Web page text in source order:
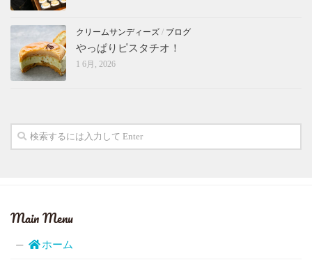
クリームサンディーズ / ブログ
やっぱりピスタチオ！
1 6月, 2026
Main Menu
ホーム